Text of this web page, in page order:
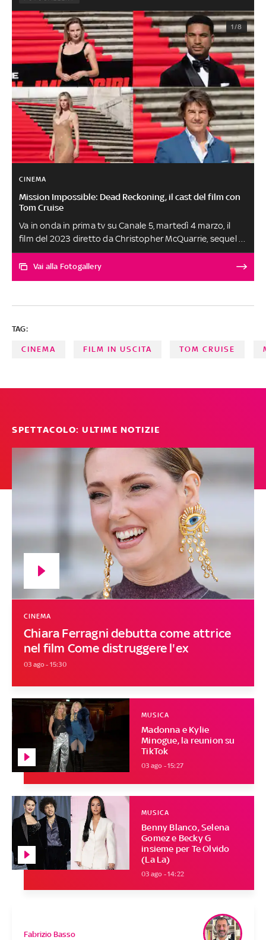
1/8
CINEMA
Mission Impossible: Dead Reckoning, il cast del film con
Tom Cruise
Va in onda in prima tv su Canale 5, martedì 4 marzo, il
film del 2023 diretto da Christopher McQuarrie, sequel di
Mission: Impossible - Fallout e settimo film della saga di
Mission: Impossible
Vai alla Fotogallery
TAG:
CINEMA FILM IN USCITA TOM CRUISE
SPETTACOLO: ULTIME NOTIZIE
Chiara Ferragni debutta come attrice
nel film Come distruggere l'ex
CINEMA
03 ago - 15:30
Madonna e Kylie
Minogue, la reunion su
TikTok
MUSICA
03 ago - 15:27
Benny Blanco, Selena
Gomez e Becky G
insieme per Te Olvido
(La La)
MUSICA
03 ago - 14:22
Fabrizio Basso